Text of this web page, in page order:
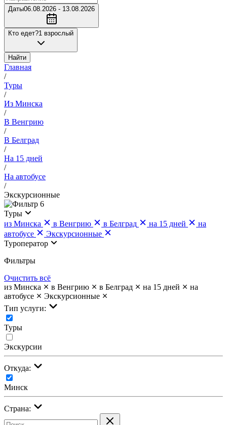
Даты06.08.2026 - 13.08.2026
Кто едет?1 взрослый
Найти
Главная
/
Туры
/
Из Минска
/
В Венгрию
/
В Белград
/
На 15 дней
/
На автобусе
/
Экскурсионные
6
Туры
из Минска
в Венгрию в Белград на 15 дней
на
автобусе
Экскурсионные
Туроператор
Фильтры
Очистить всё
из Минска
в Венгрию в Белград на 15 дней
на
автобусе
Экскурсионные
Тип услуги:
Туры
Экскурсии
Откуда:
Минск
Страна: